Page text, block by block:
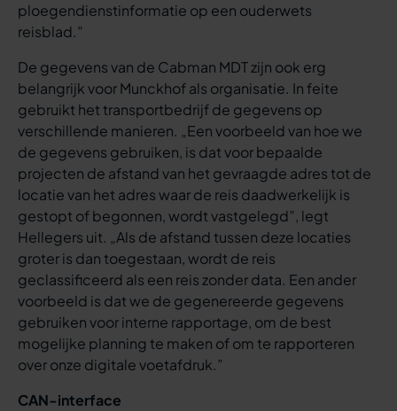
ploegendienstinformatie op een ouderwets
reisblad.”
De gegevens van de Cabman MDT zijn ook erg
belangrijk voor Munckhof als organisatie. In feite
gebruikt het transportbedrijf de gegevens op
verschillende manieren. „Een voorbeeld van hoe we
de gegevens gebruiken, is dat voor bepaalde
projecten de afstand van het gevraagde adres tot de
locatie van het adres waar de reis daadwerkelijk is
gestopt of begonnen, wordt vastgelegd”, legt
Hellegers uit. „Als de afstand tussen deze locaties
groter is dan toegestaan, wordt de reis
geclassificeerd als een reis zonder data. Een ander
voorbeeld is dat we de gegenereerde gegevens
gebruiken voor interne rapportage, om de best
mogelijke planning te maken of om te rapporteren
over onze digitale voetafdruk.”
CAN-interface